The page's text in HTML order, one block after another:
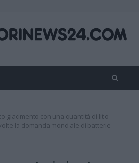
giacimento con una quantità di litio
la domanda mondiale di batterie